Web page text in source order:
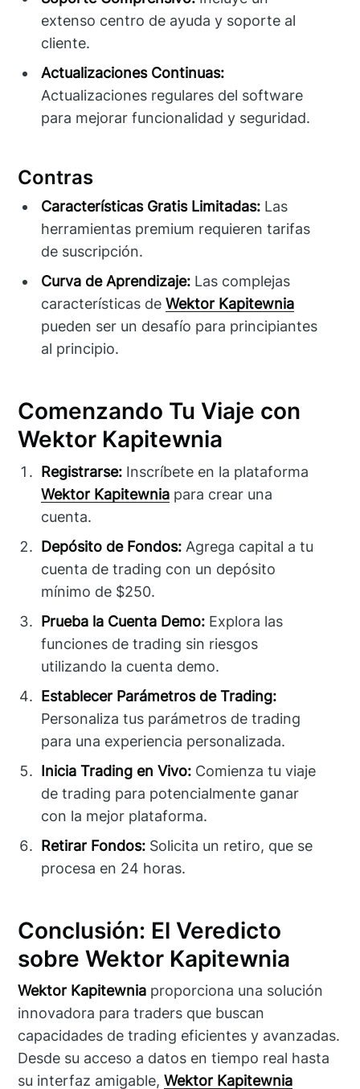
extenso centro de ayuda y soporte al
cliente.
Actualizaciones Continuas:
Actualizaciones regulares del software
para mejorar funcionalidad y seguridad.
Contras
Características Gratis Limitadas: Las
herramientas premium requieren tarifas
de suscripción.
Curva de Aprendizaje: Las complejas
características deWektor Kapitewnia
pueden ser un desafío para principiantes
al principio.
Comenzando Tu Viaje con
Wektor Kapitewnia
Registrarse: Inscríbete en la plataforma
Wektor Kapitewnia para crear una
cuenta.
Depósito de Fondos: Agrega capital a tu
cuenta de trading con un depósito
mínimo de $250.
Prueba la Cuenta Demo: Explora las
funciones de trading sin riesgos
utilizando la cuenta demo.
Establecer Parámetros de Trading:
Personaliza tus parámetros de trading
para una experiencia personalizada.
Inicia Trading en Vivo: Comienza tu viaje
de trading para potencialmente ganar
con la mejor plataforma.
Retirar Fondos: Solicita un retiro, que se
procesa en 24 horas.
Conclusión: El Veredicto
sobre Wektor Kapitewnia
Wektor Kapitewnia proporciona una solución
innovadora para traders que buscan
capacidades de trading eficientes y avanzadas.
Desde su acceso a datos en tiempo real hasta
su interfaz amigable,Wektor Kapitewnia